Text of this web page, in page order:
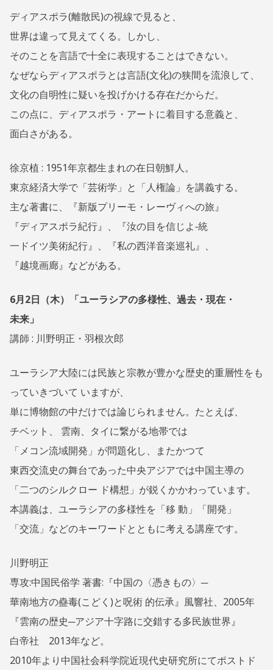
ディアスポラ(離散民)の視線で見ると、
世界は違って見えてくる。しかし、
そのことを言語で十全に表現することはできない。
なぜならディアスポラとは言語(文化)の狭間を流浪して、
文化の自明性に疑いを投げかける存在だからだ。
この点に、ディアスポラ・アートに着目する意義と、
面白さがある。
徐京植 : 1951年京都生まれの在日朝鮮人。
東京経済大学で「芸術学」と「人権論」を講義する。
主な著書に、『新版プリーモ・レーヴィへの旅』
『ディアスポラ紀行』、『汝の目を信じよ‐統
一ドイツ美術紀行』、『私の西洋音楽巡礼』、
『越境画廊』などがある。
6月2日（木）「ユーラシアの多様性、過去・現在・
未来」
講師 : 川野明正・羽根次郎
ユーラシア大陸には民族と宗教が豊かな歴史的重層性をも
っていきづいて いますが、
単に博物館の中だけでは論じられません。たとえば、
チベット、 雲南、タイに繋がる地帯では
「メコン流域開発」が問題化し、またかつて
東西交流史の舞台であった中央アジアでは中国主導の
「二つのシルクロー ド構想」が鋭くかかわっています。
本講義は、ユーラシアの多様性を「移 動」「開発」
「交流」などのキーワードとともに考える講座です。
川野明正
専攻:中国民俗学 著書:『中国の〈憑きもの〉─
華南地方の蠱毒(こどく)と呪術 的伝承』風響社、2005年
『雲南の歴史─アジア十字路に交錯する多民族世界』
白帝社 2013年など。
2010年より中国社会科学院近現代史研究所にてポストド